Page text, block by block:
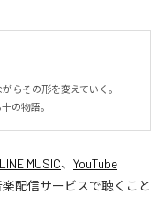
らその形を変えていく。
の物語。
LINE MUSIC、 YouTube
配信サービスで聴くこと